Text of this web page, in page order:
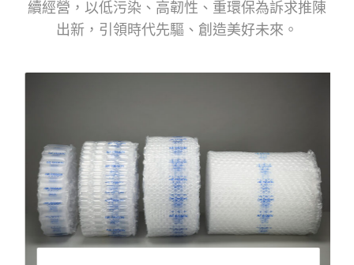
READMORE
續經營，以低污染、高韌性、重環保為訴求推陳
出新，引領時代先驅、創造美好未來。